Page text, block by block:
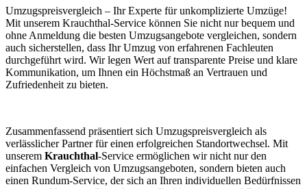
Umzugspreisvergleich – Ihr Experte für unkomplizierte Umzüge!
Mit unserem Krauchthal-Service können Sie nicht nur bequem und
ohne Anmeldung die besten Umzugsangebote vergleichen, sondern
auch sicherstellen, dass Ihr Umzug von erfahrenen Fachleuten
durchgeführt wird. Wir legen Wert auf transparente Preise und klare
Kommunikation, um Ihnen ein Höchstmaß an Vertrauen und
Zufriedenheit zu bieten.
Zusammenfassend präsentiert sich Umzugspreisvergleich als
verlässlicher Partner für einen erfolgreichen Standortwechsel. Mit
unserem Krauchthal-Service ermöglichen wir nicht nur den
einfachen Vergleich von Umzugsangeboten, sondern bieten auch
einen Rundum-Service, der sich an Ihren individuellen Bedürfnissen